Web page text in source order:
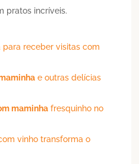
pratos incríveis.
para receber visitas com
e outras delícias
maminha fresquinho no
vinho transforma o